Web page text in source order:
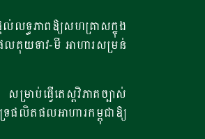
ល់លទ្ធភាពឱ្យសហគ្រាសក្នុង
ផលគុយទាវ-មី អាហារសម្រន់
ាប់ធ្វើតេស្តវិភាគច្បាស់
ផលិតផលអាហារកម្ពុជាឱ្យ